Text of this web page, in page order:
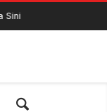
Mitrića predstavljena